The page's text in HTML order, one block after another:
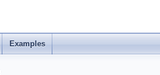
Examples